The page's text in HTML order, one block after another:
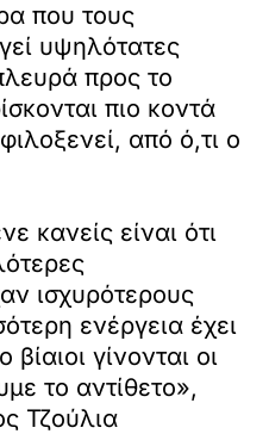
που τους
υψηλότατες
προς το
πιο κοντά
από ό,τι ο
κανείς είναι ότι
ισχυρότερους
ενέργεια έχει
γίνονται οι
το αντίθετο»,
Τζούλια